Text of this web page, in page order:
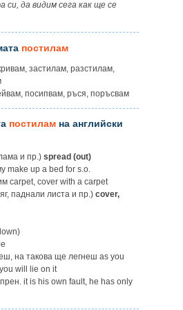
да видим сега как ще се
постилам
застилам, разстилам,
посипвам, ръся, поръсвам
постилам на английски
и пр.) spread (out)
up a bed for s.o.
carpet, cover with a carpet
паднали листа и пр.) cover,
на такова ще легнеш as you
will lie on it
it is his own fault, he has only